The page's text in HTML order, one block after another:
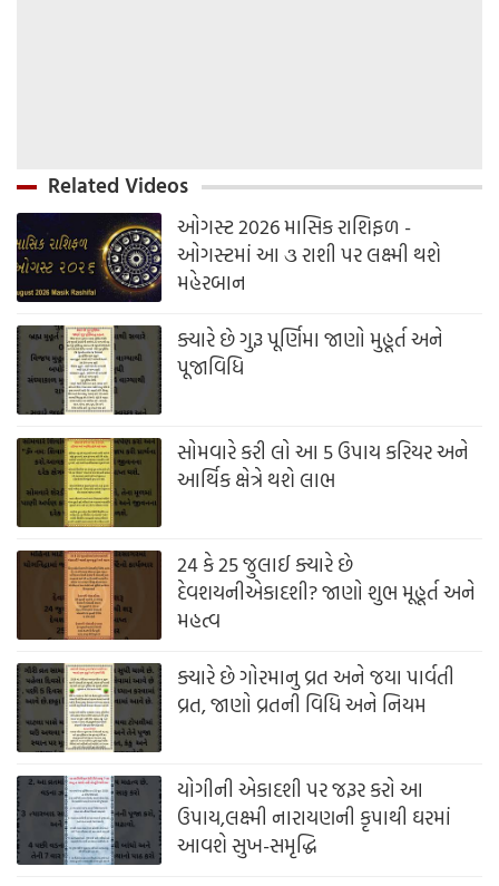
Related Videos
ઓગસ્ટ 2026 માસિક રાશિફળ -
ઓગસ્ટમાં આ ૩ રાશી પર લક્ષ્મી થશે
મહેરબાન
ક્યારે છે ગુરૂ પૂર્ણિમા જાણો મુહૂર્ત અને
પૂજાવિધિ
સોમવારે કરી લો આ 5 ઉપાય કરિયર અને
આર્થિક ક્ષેત્રે થશે લાભ
24 કે 25 જુલાઈ ક્યારે છે
દેવશયનીએકાદશી? જાણો શુભ મૂહૂર્ત અને
મહત્વ
ક્યારે છે ગોરમાનુ વ્રત અને જયા પાર્વતી
વ્રત, જાણો વ્રતની વિધિ અને નિયમ
યોગીની એકાદશી પર જરૂર કરો આ
ઉપાય,લક્ષ્મી નારાયણની કૃપાથી ઘરમાં
આવશે સુખ-સમૃદ્ધિ